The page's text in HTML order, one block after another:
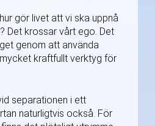
gör livet att vi ska uppnå
Det krossar vårt ego. Det
genom att använda
kraftfullt verktyg för
separationen i ett
naturligtvis också. För